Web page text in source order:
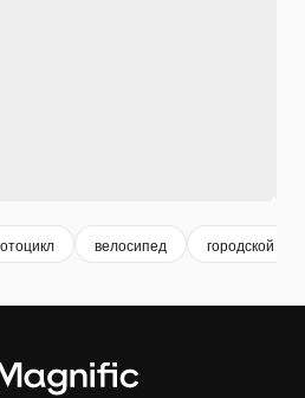
велосипед городской